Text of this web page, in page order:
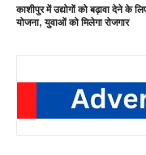
काशीपुर में उद्योगों को बढ़ावा देने के
योजना, युवाओं को मिलेगा रोजगार